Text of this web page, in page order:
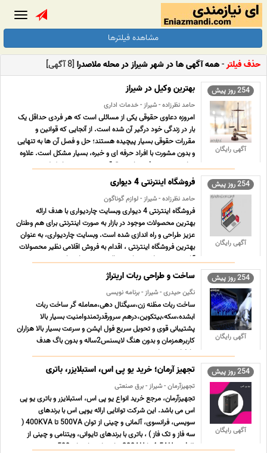
مشاهده فیلترها
حذف فیلتر-همه آگهی ها در شهر شیراز در محله ملاصدرا [8 آگهی]
254 روز پیش
آگهی رایگان
بهترین وکیل در شیراز
حامد نظرزاده - شیراز - خدمات اداری
امروزه دعاوی حقوقی یکی از مسائلی است که هر فردی حداقل یک
بار در زندگی خود درگیر آن شده است. از آنجایی که قوانین و
مقررات حقوقی بسیار پیچیده هستند؛ حل و فصل آن ها به تنهایی
و بدون مشورت با افراد حرفه ای و خبره، بسیار مشکل است. علاوه
بر این سعی در رفع دعاوی حقوقی بدون مشورت با وکیل ... ...
254 روز پیش
آگهی رایگان
فروشگاه اینترنتی 4 دیواری
حامد نظرزاده - شیراز - لوازم گوناگون
فروشگاه اینترنتی 4 دیواری وبسایت چاردیواری با هدف ارائه
بهترین محصولات موجود در بازار به صورت اینترنتی برای هم وطنان
عزیز طراحی و راه اندازی شده است. وبسایت چاردیواری، به عنوان
بهترین فروشگاه اینترنتی ، اقدام به فروش اقلامی نظیر محصولات
آرایشی، محصولات بهداشتی، اکسسوری های زنانه ... ...
254 روز پیش
آگهی رایگان
ساخت و طراحی ربات اریتراژ
نگین حیدری - شیراز - برنامه نویسی
ساخت ربات مظنه زن،سیگنال دهی،معامله گر ساخت ربات
ابشده،سکه،بیتکوین،درهم سرورقدرتمندوامنیت بسیار بالا
پشتیبانی قوی و تحویل سریع فول اپشن و سرعت بسیار بالا هزاران
کاربرهمزمان و بدون هنگ لایسنس2ساله و بدون باگ هدف
مارضایت شماست ...
254 روز پیش
آگهی رایگان
تجهیز آرمان؛ خرید یو پی اس، استبلایزر، باتری
تجهیزآرمان - شیراز - برق صنعتی
تجهیزآرمان، مرجع خرید انواع یو پی اس، استبلایزر و باتری یو پی
اس می باشد. این شرکت توانایی ارائه یوپی اس با برندهای
سویسی، فرانسوی، آلمانی و چینی از توان 500VA تا 400KVA (
سه فاز و تک فاز ) ، باتری با برندهای تایوانی، ویتنامی و چینی از
ظرفیت 4.5AH تا 200AH و استبلایزر از توان 500 ... ...